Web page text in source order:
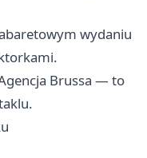
wydaniu
Brussa — to